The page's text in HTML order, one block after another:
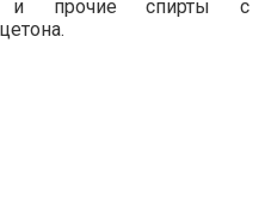
и прочие спирты с